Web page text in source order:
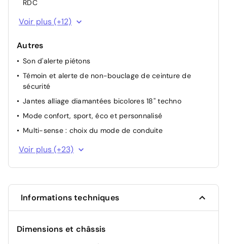
RDC
Appel d'urgence
Airbags frontaux (conducteur et passager)
Assistance au démarrage en côte
Avertisseur de distance de sécurité
Commutation automatique des feux de
route/croisement
Feux de jour à LED
My Safety switch (raccourci vers configuration
Projecteurs Full LED
Radars de stationnement AR
Répétiteurs de clignotants latéraux
Signature lumineuse à LED
Voir plus (+12)
Autres
Son d'alerte piétons
Témoin et alerte de non-bouclage de ceinture de
sécurité
Jantes alliage diamantées bicolores 18'' techno
Mode confort, sport, éco et personnalisé
Multi-sense : choix du mode de conduite
Rétroviseurs extérieurs à commande électrique,
dégivrants et rabattables électriquement
Tableau de bord avec écran d'instrumentation 10''
Boîte de vitesse automatisée à variation continue
Contrôle de la traction (TCS)
intégré, précond. charge DC, audio Arkamys
Voir plus (+23)
Informations techniques
Dimensions et châssis